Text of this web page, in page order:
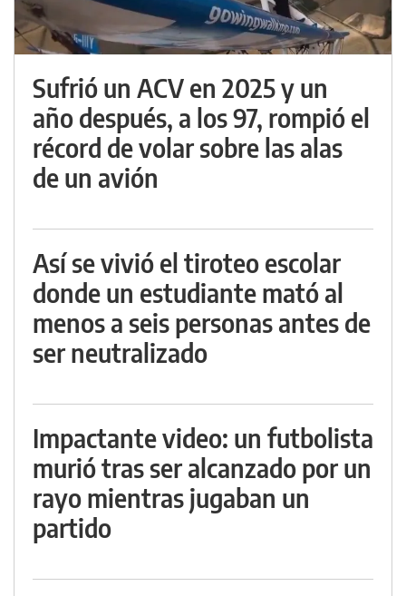
Sufrió un ACV en 2025 y un
año después, a los 97, rompió el
récord de volar sobre las alas
de un avión
Así se vivió el tiroteo escolar
donde un estudiante mató al
menos a seis personas antes de
ser neutralizado
Impactante video: un futbolista
murió tras ser alcanzado por un
rayo mientras jugaban un
partido